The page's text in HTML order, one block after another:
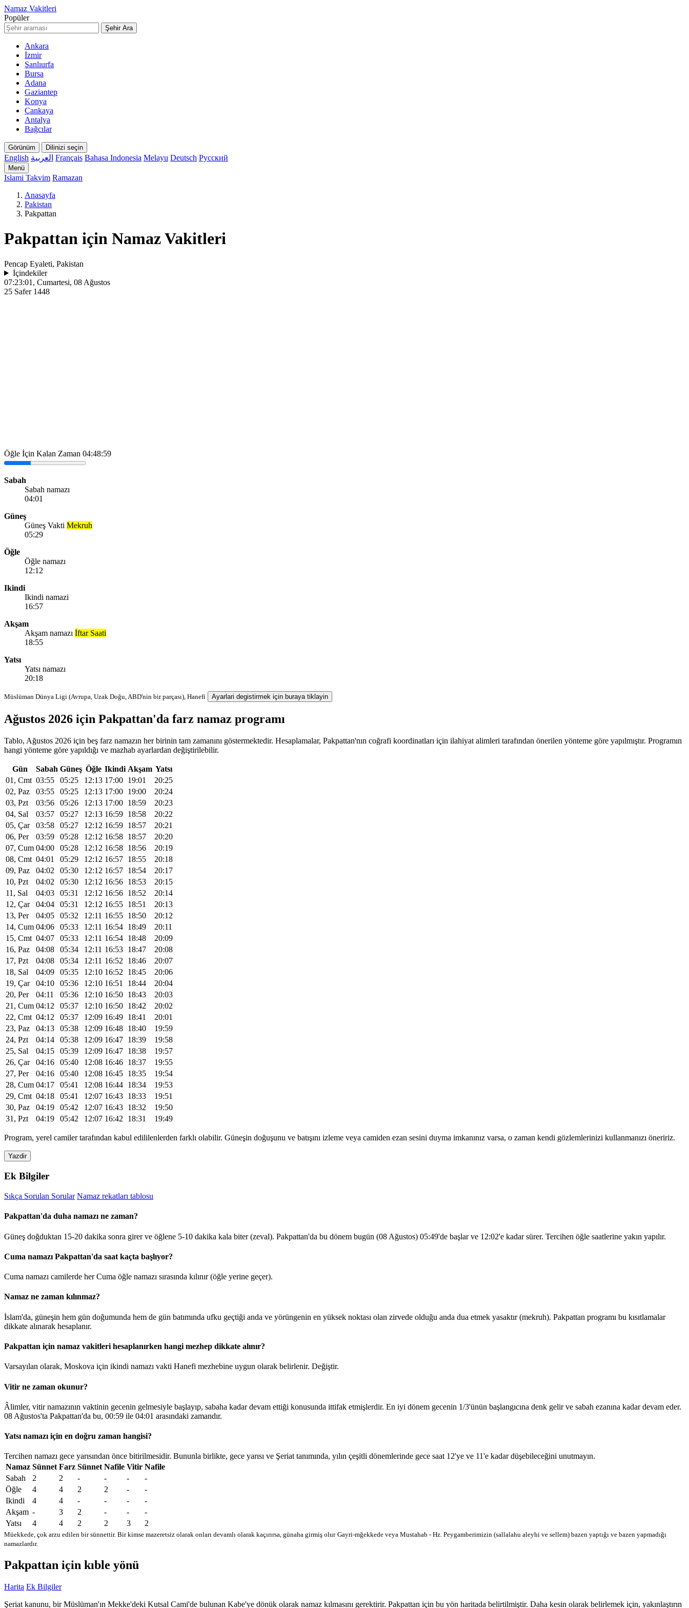
Namaz Vakitleri
Popüler
Şehir Ara
Ankara
İzmir
Şanlıurfa
Bursa
Adana
Gaziantep
Konya
Çankaya
Antalya
Bağcılar
Görünüm Dilinizi seçin
English العربية Français Bahasa Indonesia Melayu Deutsch Русский
Menü
Islami Takvim Ramazan
Anasayfa
Pakistan
Pakpattan
Pakpattan için Namaz Vakitleri
Pencap Eyaleti, Pakistan
İçindekiler
07:23:01 , Cumartesi, 08 Ağustos
25 Safer 1448
Öğle İçin Kalan Zaman 04:48:59
Sabah
Sabah namazı
04:01
Güneş
Güneş Vakti Mekruh
05:29
Öğle
Öğle namazı
12:12
Ikindi
Ikindi namazi
16:57
Akşam
Akşam namazı İftar Saati
18:55
Yatsı
Yatsı namazı
20:18
Müslüman Dünya Ligi (Avrupa, Uzak Doğu, ABD'nin bir parçası), Hanefi Ayarlari degistirmek için buraya tiklayin
Ağustos 2026 için Pakpattan'da farz namaz programı
Tablo, Ağustos 2026 için beş farz namazın her birinin tam zamanını göstermektedir. Hesaplamalar, Pakpattan'nın coğrafi koordinatları için ilahiyat alimleri tarafından önerilen yönteme göre yapılmıştır. Programın
hangi yönteme göre yapıldığı ve mazhab ayarlardan değiştirilebilir.
Gün Sabah Güneş Öğle Ikindi Akşam Yatsı
01, Cmt 03:55 05:25 12:13 17:00 19:01
20:25
02, Paz
03:55 05:25 12:13 17:00 19:00
20:24
03, Pzt
03:56 05:26 12:13 17:00 18:59
20:23
04, Sal
03:57 05:27 12:13 16:59 18:58
20:22
05, Çar
03:58 05:27 12:12 16:59 18:57
20:21
06, Per
03:59 05:28 12:12 16:58 18:57
20:20
07, Cum 04:00 05:28 12:12 16:58 18:56
20:19
08, Cmt 04:01 05:29 12:12 16:57 18:55
20:18
09, Paz
04:02 05:30 12:12 16:57 18:54
20:17
10, Pzt
04:02 05:30 12:12 16:56 18:53
20:15
11, Sal
04:03 05:31 12:12 16:56 18:52
20:14
12, Çar
04:04 05:31 12:12 16:55 18:51
20:13
13, Per
04:05 05:32 12:11 16:55 18:50
20:12
14, Cum 04:06 05:33 12:11 16:54 18:49
20:11
15, Cmt 04:07 05:33 12:11 16:54 18:48
20:09
16, Paz
04:08 05:34 12:11 16:53 18:47
20:08
17, Pzt
04:08 05:34 12:11 16:52 18:46
20:07
18, Sal
04:09 05:35 12:10 16:52 18:45
20:06
19, Çar
04:10 05:36 12:10 16:51 18:44
20:04
20, Per
04:11 05:36 12:10 16:50 18:43
20:03
21, Cum 04:12 05:37 12:10 16:50 18:42
20:02
22, Cmt 04:12 05:37 12:09 16:49 18:41
20:01
23, Paz
04:13 05:38 12:09 16:48 18:40
19:59
24, Pzt
04:14 05:38 12:09 16:47 18:39
19:58
25, Sal
04:15 05:39 12:09 16:47 18:38
19:57
26, Çar
04:16 05:40 12:08 16:46 18:37
19:55
27, Per
04:16 05:40 12:08 16:45 18:35
19:54
28, Cum 04:17 05:41 12:08 16:44 18:34
19:53
29, Cmt 04:18 05:41 12:07 16:43 18:33
19:51
30, Paz
04:19 05:42 12:07 16:43 18:32
19:50
31, Pzt
04:19 05:42 12:07 16:42 18:31 19:49
Program, yerel camiler tarafından kabul edililenlerden farklı olabilir. Güneşin doğuşunu ve batışını izleme veya camiden ezan sesini duyma imkanınız varsa, o zaman kendi gözlemlerinizi kullanmanızı öneririz.
Yazdir
Ek Bilgiler
Sıkça Sorulan Sorular Namaz rekatları tablosu
Pakpattan'da duha namazı ne zaman?
Güneş doğduktan 15-20 dakika sonra girer ve öğlene 5-10 dakika kala biter (zeval). Pakpattan'da bu dönem bugün (08 Ağustos) 05:49'de başlar ve 12:02'e kadar sürer. Tercihen öğle saatlerine yakın yapılır.
Cuma namazı Pakpattan'da saat kaçta başlıyor?
Cuma namazı camilerde her Cuma öğle namazı sırasında kılınır (öğle yerine geçer).
Namaz ne zaman kılınmaz?
İslam'da, güneşin hem gün doğumunda hem de gün batımında ufku geçtiği anda ve yörüngenin en yüksek noktası olan zirvede olduğu anda dua etmek yasaktır (mekruh). Pakpattan programı bu kısıtlamalar
dikkate alınarak hesaplanır.
Pakpattan için namaz vakitleri hesaplanırken hangi mezhep dikkate alınır?
Varsayılan olarak, Moskova için ikindi namazı vakti Hanefi mezhebine uygun olarak belirlenir. Değiştir.
Vitir ne zaman okunur?
Âlimler, vitir namazının vaktinin gecenin gelmesiyle başlayıp, sabaha kadar devam ettiği konusunda ittifak etmişlerdir. En iyi dönem gecenin 1/3'ünün başlangıcına denk gelir ve sabah ezanına kadar devam eder.
08 Ağustos'ta Pakpattan'da bu, 00:59 ile 04:01 arasındaki zamandır.
Yatsı namazı için en doğru zaman hangisi?
Tercihen namazı gece yarısından önce bitirilmesidir. Bununla birlikte, gece yarısı ve Şeriat tanımında, yılın çeşitli dönemlerinde gece saat 12'ye ve 11'e kadar düşebileceğini unutmayın.
Namaz Sünnet Farz Sünnet Nafile Vitir Nafile
Sabah
2 2 - - -
-
Öğle
4 4 2 2 -
-
Ikindi
4 4 - - -
-
Akşam - 3 2 - -
-
Yatsı
4 4 2 2 3 2
Müekkede, çok arzu edilen bir sünnettir. Bir kimse mazeretsiz olarak onları devamlı olarak kaçırırsa, günaha girmiş olur Gayri-mğekkede veya Mustahab - Hz. Peygamberimizin (sallalahu aleyhi ve sellem) bazen yaptığı ve bazen yapmadığı
namazlardır.
Pakpattan için kıble yönü
Harita Ek Bilgiler
Şeriat kanunu, bir Müslüman'ın Mekke'deki Kutsal Cami'de bulunan Kabe'ye dönük olarak namaz kılmasını gerektirir. Pakpattan için bu yön haritada belirtilmiştir. Daha kesin olarak belirlemek için, yakınlaştırın